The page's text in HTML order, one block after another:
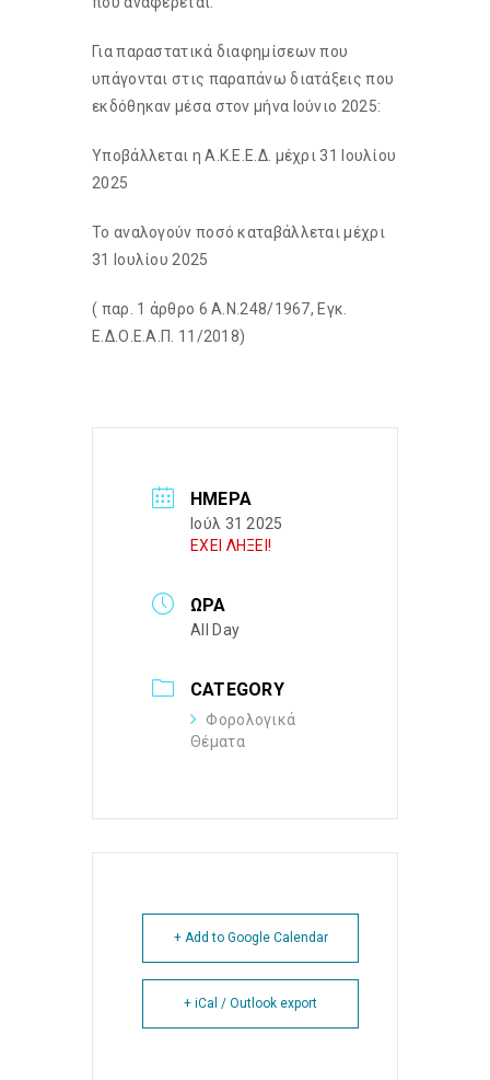
Για παραστατικά διαφημίσεων που
υπάγονται στις παραπάνω διατάξεις που
εκδόθηκαν μέσα στον μήνα Ιούνιο 2025:
Υποβάλλεται η Α.Κ.Ε.Ε.Δ. μέχρι 31 Ιουλίου
2025
Το αναλογούν ποσό καταβάλλεται μέχρι
31 Ιουλίου 2025
( παρ. 1 άρθρο 6 Α.Ν.248/1967, Εγκ.
Ε.Δ.Ο.Ε.Α.Π. 11/2018)
ΗΜΈΡΑ
Ιούλ 31 2025
ΕΧΕΙ ΛΗΞΕΙ!
ΏΡΑ
All Day
CATEGORY
Φορολογικά
Θέματα
+ Add to Google Calendar
+ iCal / Outlook export